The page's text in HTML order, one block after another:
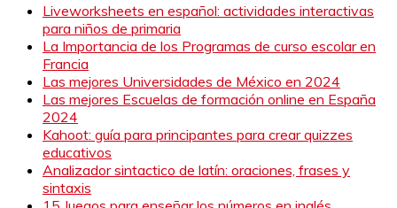
Liveworksheets en español: actividades interactivas
para niños de primaria
La Importancia de los Programas de curso escolar en
Francia
Las mejores Universidades de México en 2024
Las mejores Escuelas de formación online en España
2024
Kahoot: guía para principantes para crear quizzes
educativos
Analizador sintactico de latín: oraciones, frases y
sintaxis